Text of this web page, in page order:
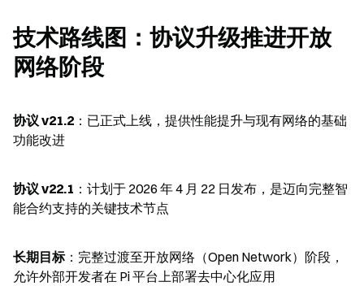
技术路线图：协议升级推进开放
网络阶段
协议 v21.2 ：已正式上线，提供性能提升与现有网络的基础
功能改进
协议 v22.1 ：计划于 2026 年 4 月 22 日发布，是迈向完整智
能合约支持的关键技术节点
长期目标：完整过渡至开放网络（Open Network）阶段，
允许外部开发者在 Pi 平台上部署去中心化应用